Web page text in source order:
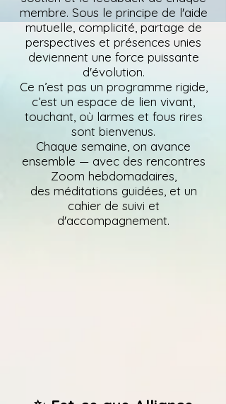
membre. Sous le principe de l'aide
mutuelle, complicité, partage de
perspectives et présences unies
deviennent une force puissante
d'évolution.
Ce n’est pas un programme rigide,
c’est un espace de lien vivant,
touchant, où larmes et fous rires
sont bienvenus.
Chaque semaine, on avance
ensemble — avec des rencontres
Zoom hebdomadaires,
des méditations guidées, et un
cahier de suivi et
d'accompagnement.